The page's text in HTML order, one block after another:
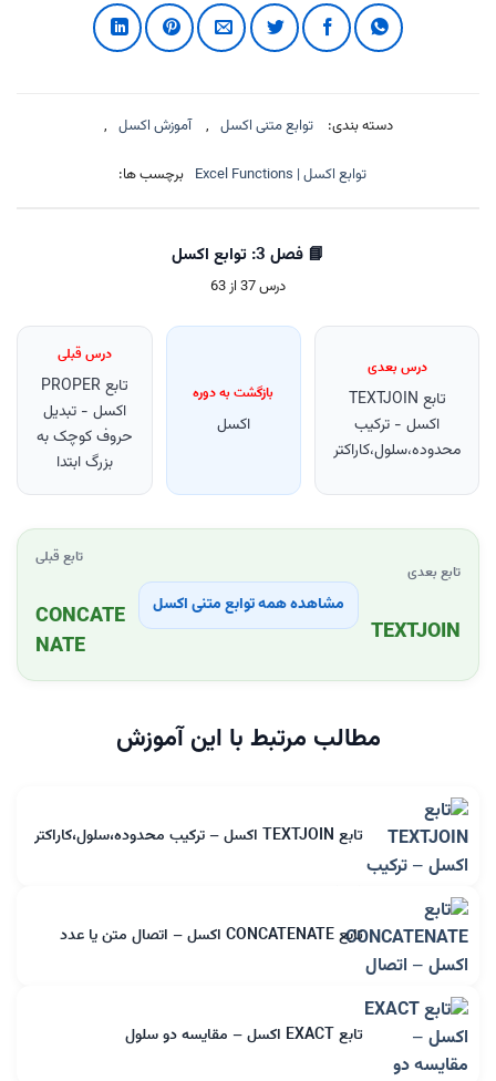
دسته بندی: توابع متنی اکسل , آموزش اکسل ,
توابع اکسل | Excel Functions برچسب ها:
📘 فصل 3: توابع اکسل
درس 37 از 63
درس بعدی
تابع TEXTJOIN
اکسل - ترکیب
محدوده،سلول،کاراکتر
بازگشت به دوره
اکسل
درس قبلی
تابع PROPER
اکسل - تبدیل
حروف کوچک به
بزرگ ابتدا
تابع بعدی
TEXTJOIN
مشاهده همه توابع متنی اکسل
تابع قبلی
CONCATE
NATE
مطالب مرتبط با این آموزش
تابع TEXTJOIN اکسل – ترکیب محدوده،سلول،کاراکتر
تابع CONCATENATE اکسل – اتصال متن یا عدد
تابع EXACT اکسل – مقایسه دو سلول